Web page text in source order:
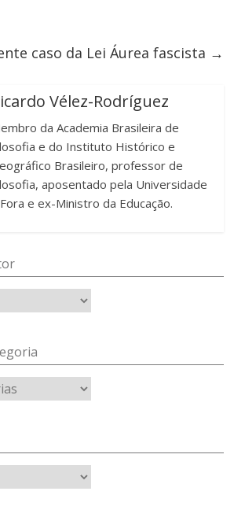
caso da Lei Áurea fascista →
Vélez-Rodríguez
da Academia Brasileira de
e do Instituto Histórico e
Brasileiro, professor de
aposentado pela Universidade
e ex-Ministro da Educação.